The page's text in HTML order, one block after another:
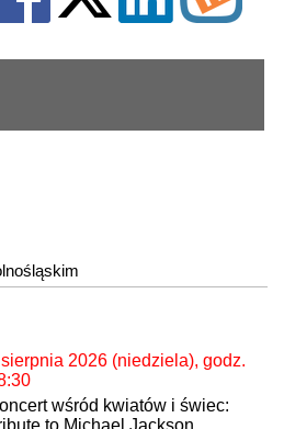
2026 (niedziela), godz.
wśród kwiatów i świec: